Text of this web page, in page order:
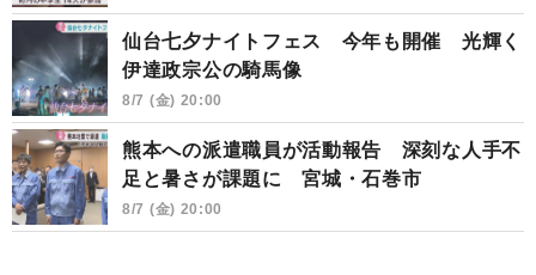
仙台七夕ナイトフェス 今年も開催 光輝く
伊達政宗公の騎馬像
8/7 (金) 20:00
熊本への派遣職員が活動報告 深刻な人手不
足と暑さが課題に 宮城・石巻市
8/7 (金) 20:00